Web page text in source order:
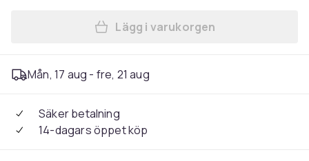
Lägg till Väggfäste för
Lägg i varukorgen
Mån, 17 aug - fre, 21 aug
Säker betalning
14-dagars öppet köp